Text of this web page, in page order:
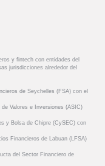
y fintech con entidades del
jurisdicciones alrededor del
de Seychelles (FSA) con el
Valores e Inversiones (ASIC)
y Bolsa de Chipre (CySEC) con
Financieros de Labuan (LFSA)
del Sector Financiero de